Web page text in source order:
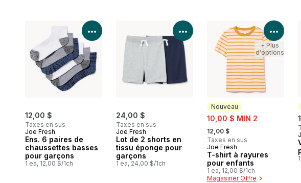
12,00 $
Taxes en sus
Joe Fresh
Ens. 6 paires de
chaussettes basses
pour garçons
1 ea, 12,00 $/1ch
Voir les détails du produit
24,00 $
Taxes en sus
Joe Fresh
Lot de 2 shorts en
tissu éponge pour
garçons
1 ea, 24,00 $/1ch
Voir les détails du produit
Nouveau
sale:
10,00 $ MIN 2
, formerly:
12,00 $
Taxes en sus
Nouveau
Joe Fresh
T-shirt à rayures
pour enfants
1 ea, 12,00 $/1ch
Magasiner Offre
Voir
+ Plus
d'options